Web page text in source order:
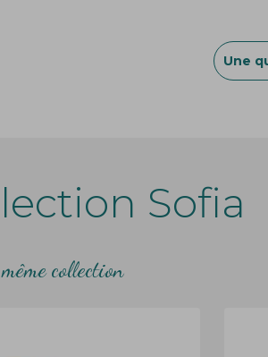
40%
Création
Une
Sofia
collection